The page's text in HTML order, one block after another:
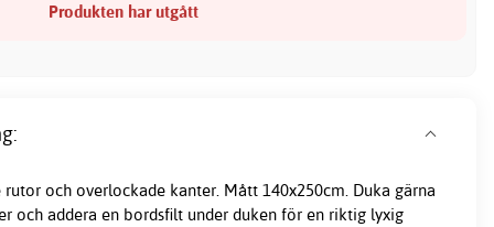
Produkten har utgått
och overlockade kanter. Mått 140x250cm. Duka gärna
och addera en bordsfilt under duken för en riktig lyxig